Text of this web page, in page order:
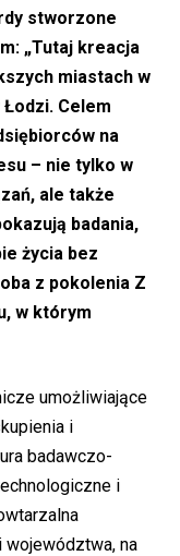
stworzone
„Tutaj kreacja
miastach w
Celem
na
– nie tylko w
ale także
badania,
życia bez
z pokolenia Z
w którym
umożliwiające
i
badawczo-
i
województwa, na